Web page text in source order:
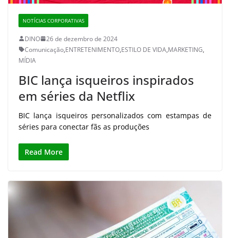
NOTÍCIAS CORPORATIVAS
DINO
26 de dezembro de 2024
Comunicação,ENTRETENIMENTO,ESTILO DE VIDA,MARKETING,
MÍDIA
BIC lança isqueiros inspirados
em séries da Netflix
BIC lança isqueiros personalizados com estampas de
séries para conectar fãs as produções
Read More